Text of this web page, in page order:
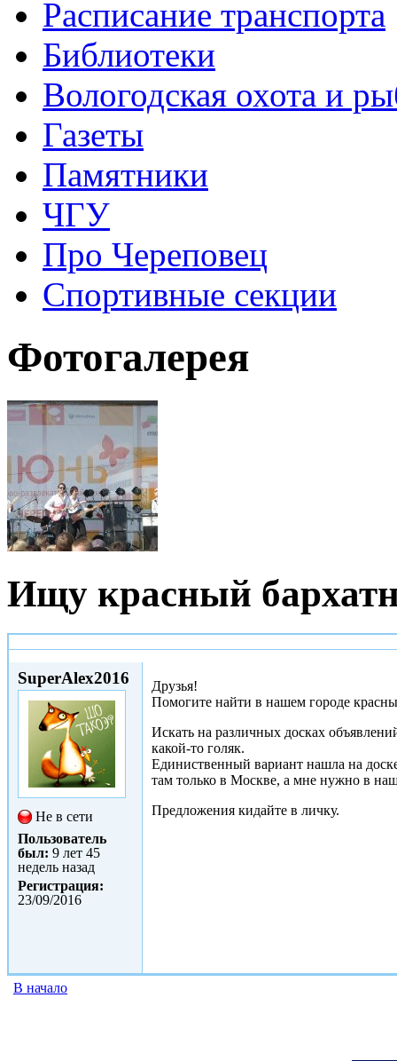
Расписание транспорта
Библиотеки
Вологодская охота и
Газеты
Памятники
ЧГУ
Про Череповец
Спортивные секции
Фотогалерея
Ищу красный
SuperAlex2016
Не в сети
Пользователь
был: 9 лет 45
недель назад
Регистрация:
23/09/2016
Друзья!
Помогите найти в нашем городе
Искать на различных досках
какой-то голяк.
Единиственный вариант нашла на
там только в Москве, а мне нужно в
Предложения кидайте в личку.
В начало